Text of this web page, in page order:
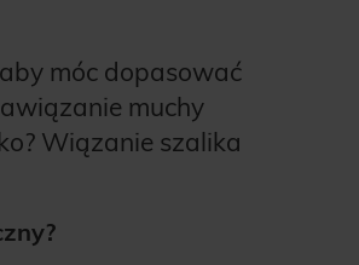
móc dopasować
muchy
Wiązanie szalika